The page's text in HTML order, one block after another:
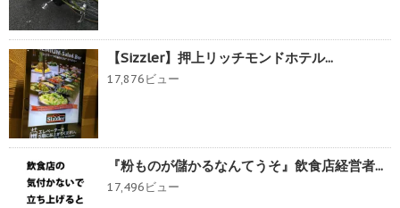
【Sizzler】押上リッチモンドホテル...
17,876ビュー
『粉ものが儲かるなんてうそ』飲食店経営者...
17,496ビュー